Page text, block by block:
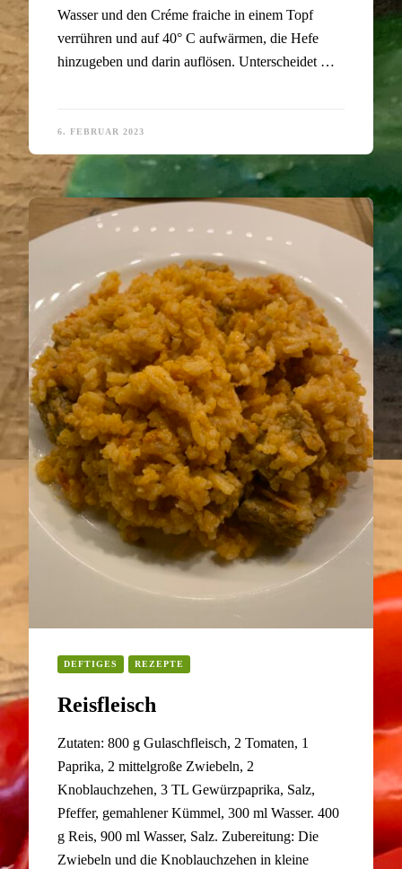
Wasser und den Créme fraiche in einem Topf
verrühren und auf 40° C aufwärmen, die Hefe
hinzugeben und darin auflösen. Unterscheidet …
6. FEBRUAR 2023
DEFTIGES REZEPTE
Reisfleisch
Zutaten: 800 g Gulaschfleisch, 2 Tomaten, 1
Paprika, 2 mittelgroße Zwiebeln, 2
Knoblauchzehen, 3 TL Gewürzpaprika, Salz,
Pfeffer, gemahlener Kümmel, 300 ml Wasser. 400
g Reis, 900 ml Wasser, Salz. Zubereitung: Die
Zwiebeln und die Knoblauchzehen in kleine